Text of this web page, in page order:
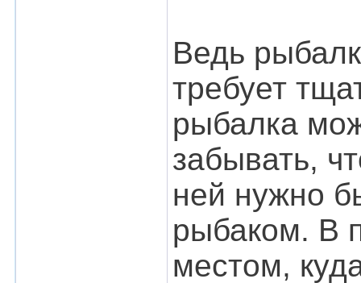
Ведь
требует
рыбалка
забывать,
ней нужно
рыбаком. В
местом,